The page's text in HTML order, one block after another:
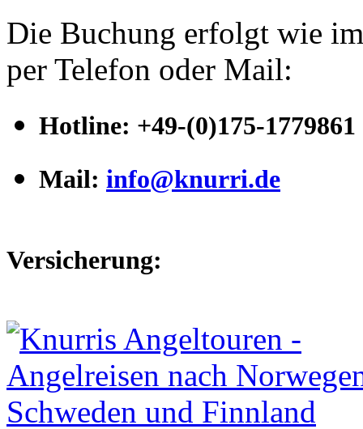
Die Buchung erfolgt wie
per Telefon oder Mail:
Hotline: +49-(0)175-1779861
Mail: info@knurri.de
Versicherung: